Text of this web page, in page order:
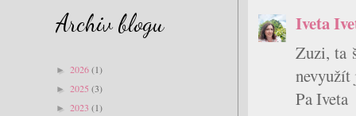
Iveta
Zuzi, ta
Pa Iveta
Archiv blogu
► 2026(1)
► 2025 (3)
► 2023 (1)